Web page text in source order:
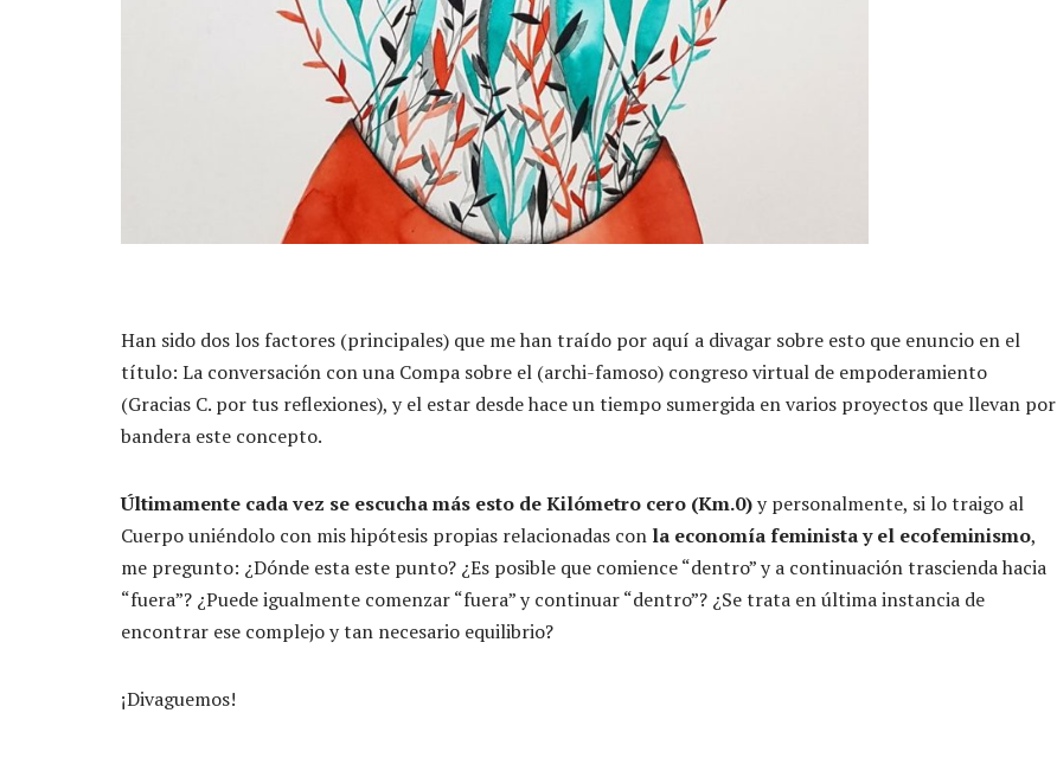
Han sido dos los factores (principales) que me han traído por aquí a divagar sobre esto que enuncio en el
título: La conversación con una Compa sobre el (archi-famoso) congreso virtual de empoderamiento
(Gracias C. por tus reflexiones), y el estar desde hace un tiempo sumergida en varios proyectos que llevan por
bandera este concepto.
Últimamente cada vez se escucha más esto de Kilómetro cero (Km.0)y personalmente, si lo traigo al
Cuerpo uniéndolo con mis hipótesis propias relacionadas con la economía feminista y el ecofeminismo,
me pregunto: ¿Dónde esta este punto? ¿Es posible que comience “dentro” y a continuación trascienda hacia
“fuera”? ¿Puede igualmente comenzar “fuera” y continuar “dentro”? ¿Se trata en última instancia de
encontrar ese complejo y tan necesario equilibrio?
¡Divaguemos!